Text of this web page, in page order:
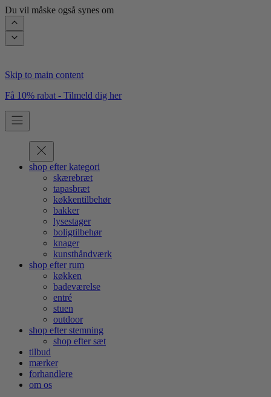
Du vil måske også synes om
Skip to main content
Få 10% rabat - Tilmeld dig her
shop efter kategori
skærebræt
tapasbræt
køkkentilbehør
bakker
lysestager
boligtilbehør
knager
kunsthåndværk
shop efter rum
køkken
badeværelse
entré
stuen
outdoor
shop efter stemning
shop efter sæt
tilbud
mærker
forhandlere
om os